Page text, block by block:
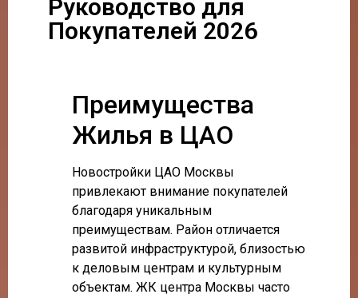
Руководство для
Покупателей 2026
Преимущества
Жилья в ЦАО
Новостройки ЦАО Москвы
привлекают внимание покупателей
благодаря уникальным
преимуществам. Район отличается
развитой инфраструктурой, близостью
к деловым центрам и культурным
объектам. ЖК центра Москвы часто